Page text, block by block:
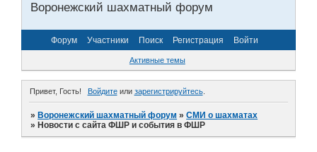
Воронежский шахматный форум
Форум Участники Поиск Регистрация Войти
Активные темы
Привет, Гость! Войдитеили зарегистрируйтесь.
»Воронежский шахматный форум »СМИ о шахматах
»Новости с сайта ФШР и события в ФШР